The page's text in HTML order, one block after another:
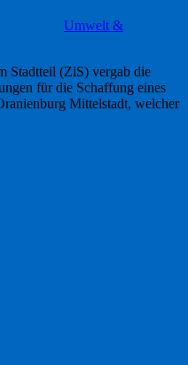
Umwelt &
Stadtteil (ZiS) vergab die
für die Schaffung eines
Mittelstadt, welcher